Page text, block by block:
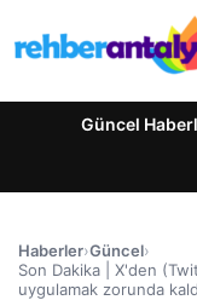
Güncel
Haberler›Güncel›
Son Dakika | X'den
uygulamak zorunda